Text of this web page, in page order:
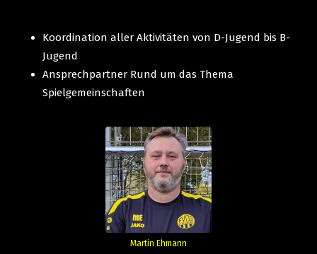
Koordination aller Aktivitäten von D-Jugend bis B-
Jugend
Ansprechpartner Rund um das Thema
Spielgemeinschaften
Martin Ehmann